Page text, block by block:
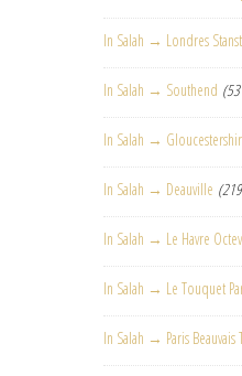
In Salah → Londres
In Salah → Southend
In Salah →
In Salah → Deauville
In Salah → Le Havre
In Salah → Le Touquet
In Salah → Paris Beauvais